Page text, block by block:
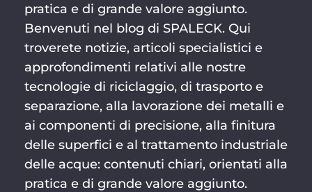
pratica e di grande valore aggiunto.
Benvenuti nel blog di SPALECK. Qui
troverete notizie, articoli specialistici e
approfondimenti relativi alle nostre
tecnologie di riciclaggio, di trasporto e
separazione, alla lavorazione dei metalli e
ai componenti di precisione, alla finitura
delle superfici e al trattamento industriale
delle acque: contenuti chiari, orientati alla
pratica e di grande valore aggiunto.